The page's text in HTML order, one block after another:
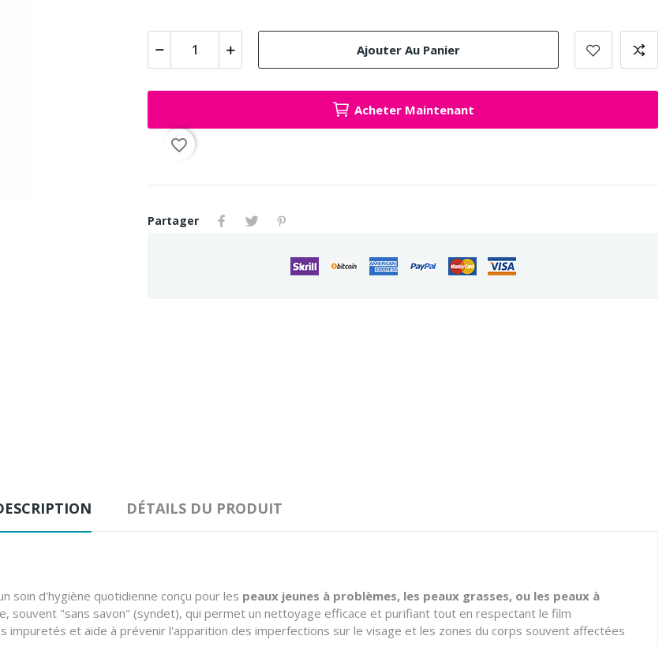
Ajouter Au Panier
Acheter Maintenant
favorite_border
Partager
DÉTAILS DU PRODUIT
soin d'hygiène quotidienne conçu pour les peaux jeunes à problèmes, les peaux grasses, ou les peaux à
souvent "sans savon" (syndet), qui permet un nettoyage efficace et purifiant tout en respectant le film
impuretés et aide à prévenir l'apparition des imperfections sur le visage et les zones du corps souvent affectées